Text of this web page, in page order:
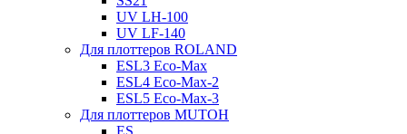
UV LH-100
UV LF-140
Для плоттеров ROLAND
ESL3 Eco-Max
ESL4 Eco-Max-2
ESL5 Eco-Max-3
Для плоттеров MUTOH
ES